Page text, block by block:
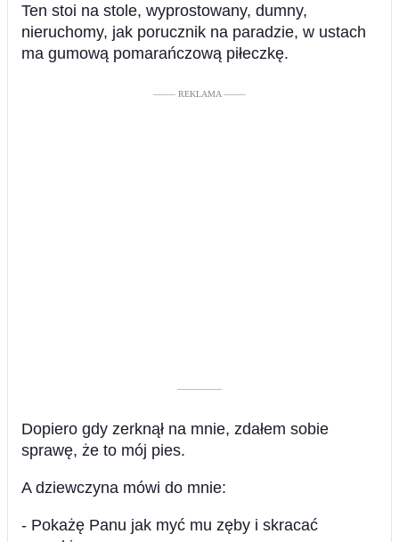
Ten stoi na stole, wyprostowany, dumny,
nieruchomy, jak porucznik na paradzie, w ustach
ma gumową pomarańczową piłeczkę.
––––– REKLAMA –––––
––––––––––
Dopiero gdy zerknął na mnie, zdałem sobie
sprawę, że to mój pies.
A dziewczyna mówi do mnie:
- Pokażę Panu jak myć mu zęby i skracać